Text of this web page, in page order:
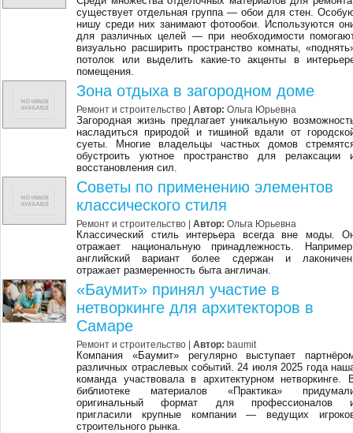
существует отдельная группа — обои для стен.
нишу среди них занимают фотообои. Используются
для различных целей — при необходимости
визуально расширить пространство комнаты,
потолок или выделить какие-то акценты в
помещения.
Зона отдыха в загородном доме
Ремонт и строительство |Автор: Ольга Юрьевна
Загородная жизнь предлагает уникальную
насладиться природой и тишиной вдали от
суеты. Многие владельцы частных домов
обустроить уютное пространство для релаксации
восстановления сил.
Советы по применению элементов
классического стиля
Ремонт и строительство |Автор: Ольга Юрьевна
Классический стиль интерьера всегда вне моды.
отражает национальную принадлежность.
английский вариант более сдержан и
отражает размеренность быта англичан.
«Баумит» принял участие в
нетворкинге для архитекторов в
Самаре
Ремонт и строительство |Автор: baumit
Компания «Баумит» регулярно выступает
различных отраслевых событий. 24 июля 2025 года
команда участвовала в архитектурном нетворкинге.
библиотеке материалов «Практика»
оригинальный формат для профессионалов
пригласили крупные компании — ведущих
строительного рынка.